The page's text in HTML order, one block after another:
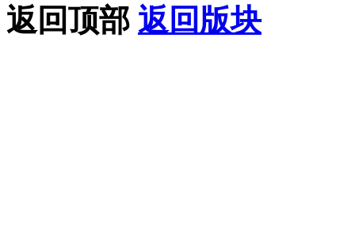
返回顶部 返回版块